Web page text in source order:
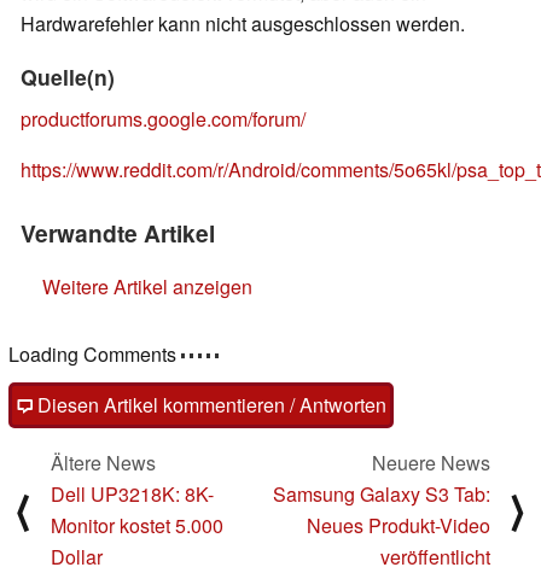
Hardwarefehler kann nicht ausgeschlossen werden.
Quelle(n)
productforums.google.com/forum/
https://www.reddit.com/r/Android/comments/5o65kl/
Verwandte Artikel
Weitere Artikel anzeigen
Loading Comments
Diesen Artikel kommentieren / Antworten
⟨
Ältere News
Dell UP3218K: 8K-
Monitor kostet 5.000
Dollar
Neuere News
Samsung Galaxy S3 Tab:
Neues Produkt-Video
veröffentlicht
⟩